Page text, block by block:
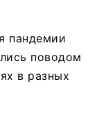
пандемии
поводом
в разных